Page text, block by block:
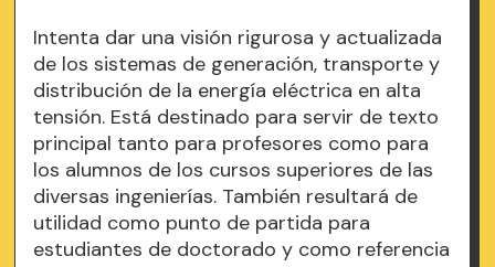
Intenta dar una visión rigurosa y actualizada
de los sistemas de generación, transporte y
distribución de la energía eléctrica en alta
tensión. Está destinado para servir de texto
principal tanto para profesores como para
los alumnos de los cursos superiores de las
diversas ingenierías. También resultará de
utilidad como punto de partida para
estudiantes de doctorado y como referencia